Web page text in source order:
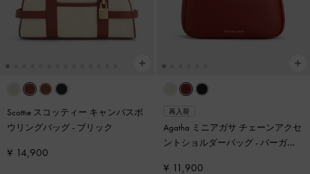
Scottie スコッティー キャンバスボ
ウリングバッグ- ブリック
¥ 14,900
再入荷
Agatha ミニアガサ チェーンアクセ
ントショルダーバッグ-バーガン
¥ 11,900